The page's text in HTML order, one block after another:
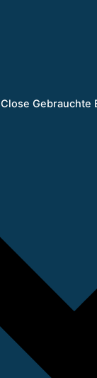
Close Gebrauchte